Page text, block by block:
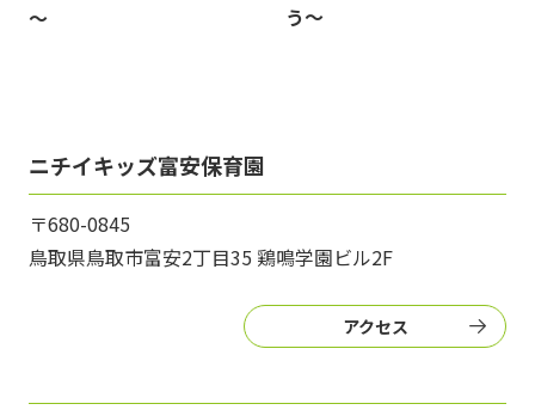
～
う～
ニチイキッズ富安保育園
〒680-0845
鳥取県鳥取市富安2丁目35 鶏鳴学園ビル2F
アクセス